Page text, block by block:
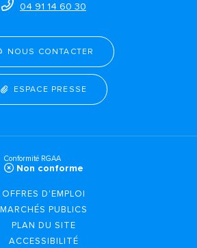
04 91 14 60 30
NOUS CONTACTER
ESPACE PRESSE
Conformité RGAA
Non conforme
OFFRES D'EMPLOI
MARCHÉS PUBLICS
PLAN DU SITE
ACCESSIBILITÉ